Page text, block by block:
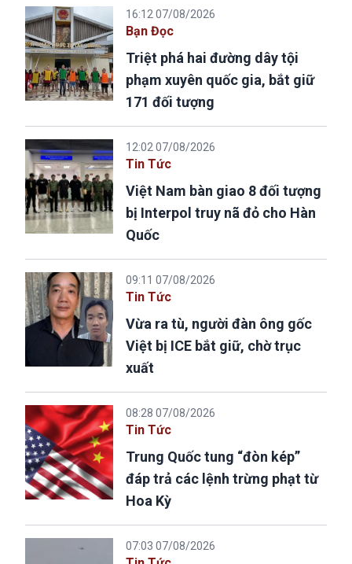
16:12 07/08/2026
Bạn Đọc
Triệt phá hai đường dây tội
phạm xuyên quốc gia, bắt giữ
171 đối tượng
12:02 07/08/2026
Tin Tức
Việt Nam bàn giao 8 đối tượng
bị Interpol truy nã đỏ cho Hàn
Quốc
09:11 07/08/2026
Tin Tức
Vừa ra tù, người đàn ông gốc
Việt bị ICE bắt giữ, chờ trục
xuất
08:28 07/08/2026
Tin Tức
Trung Quốc tung “đòn kép”
đáp trả các lệnh trừng phạt từ
Hoa Kỳ
07:03 07/08/2026